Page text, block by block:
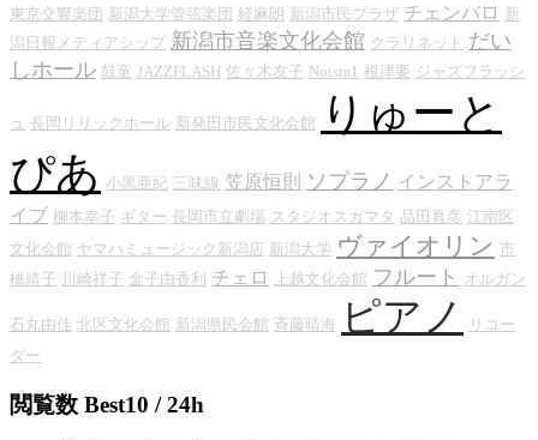
東京交響楽団 新潟大学管弦楽団 経麻朗 新潟市民プラザ チェンバロ 新
潟日報メディアシップ 新潟市音楽文化会館 クラリネット だい
しホール 鼓童 JAZZFLASH 佐々木友子 Noism1 根津要 ジャズフラッシ
ュ 長岡リリックホール 新発田市民文化会館
りゅーと
ぴあ 小黒亜紀 三味線 笠原恒則 ソプラノ インストアラ
イブ 柳本幸子 ギター 長岡市立劇場 スタジオスガマタ 品田真彦 江南区
文化会館 ヤマハミュージック新潟店 新潟大学 ヴァイオリン 市
橋靖子
川崎祥子 金子由香利 チェロ 上越文化会館 フルート オルガン
石丸由佳 北区文化会館 新潟県民会館 斉藤晴海 ピアノ
リコー
ダー
閲覧数 Best10 / 24h